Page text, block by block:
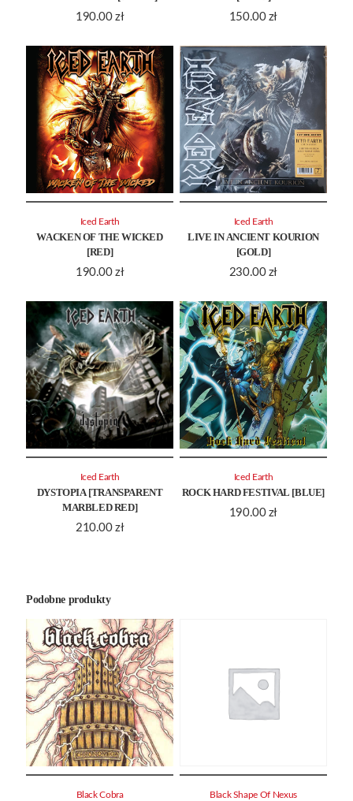
190.00 zł
150.00 zł
WACKEN OF THE WICKED
[RED]
190.00 zł
Iced Earth
LIVE IN ANCIENT KOURION
[GOLD]
230.00 zł
Iced Earth
DYSTOPIA [TRANSPARENT
MARBLED RED]
210.00 zł
Iced Earth
ROCK HARD FESTIVAL [BLUE]
190.00 zł
Iced Earth
Podobne produkty
Black Cobra Black Shape Of Nexus